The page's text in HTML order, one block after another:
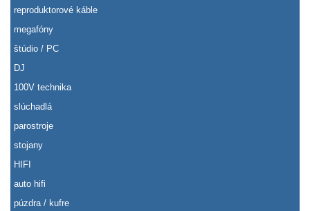
reproduktorové káble
megafóny
štúdio / PC
DJ
100V technika
slúchadlá
parostroje
stojany
HIFI
auto hifi
púzdra / kufre